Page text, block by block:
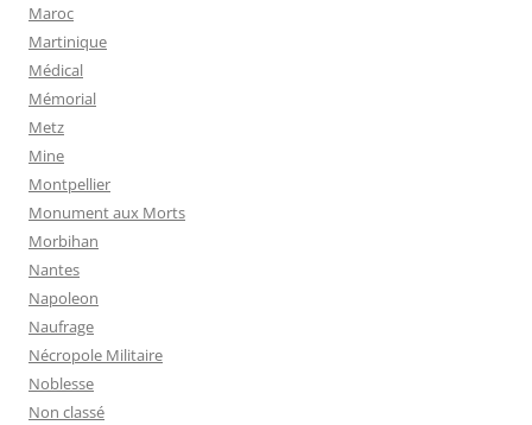
Maroc
Martinique
Médical
Mémorial
Metz
Mine
Montpellier
Monument aux Morts
Morbihan
Nantes
Napoleon
Naufrage
Nécropole Militaire
Noblesse
Non classé